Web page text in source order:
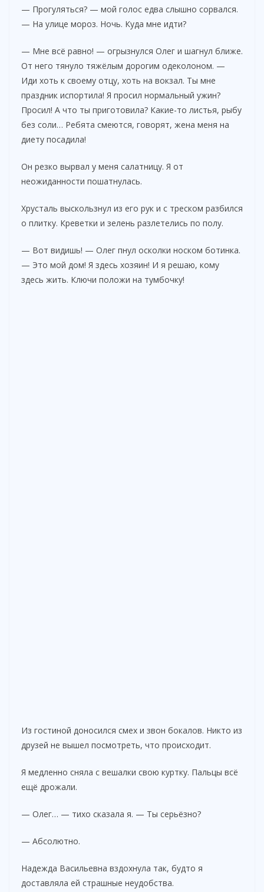
V
i
d
e
o
— Прогуляться? — мой голос едва слышно сорвался.
— На улице мороз. Ночь. Куда мне идти?
— Мне всё равно! — огрызнулся Олег и шагнул ближе.
От него тянуло тяжёлым дорогим одеколоном. —
Иди хоть к своему отцу, хоть на вокзал. Ты мне
праздник испортила! Я просил нормальный ужин?
Просил! А что ты приготовила? Какие-то листья, рыбу
без соли… Ребята смеются, говорят, жена меня на
диету посадила!
Он резко вырвал у меня салатницу. Я от
неожиданности пошатнулась.
Хрусталь выскользнул из его рук и с треском разбился
о плитку. Креветки и зелень разлетелись по полу.
— Вот видишь! — Олег пнул осколки носком ботинка.
— Это мой дом! Я здесь хозяин! И я решаю, кому
здесь жить. Ключи положи на тумбочку!
Из гостиной доносился смех и звон бокалов. Никто из
друзей не вышел посмотреть, что происходит.
Я медленно сняла с вешалки свою куртку. Пальцы всё
ещё дрожали.
— Олег… — тихо сказала я. — Ты серьёзно?
— Абсолютно.
Надежда Васильевна вздохнула так, будто я
доставляла ей страшные неудобства.